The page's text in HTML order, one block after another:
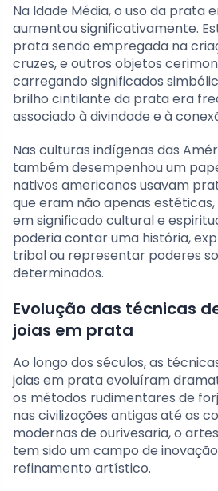
Na Idade Média, o uso da prata
aumentou significativamente.
prata sendo empregada na
cruzes, e outros objetos
carregando significados
brilho cintilante da prata era
associado à divindade e à
Nas culturas indígenas das
também desempenhou um
nativos americanos usavam
que eram não apenas
em significado cultural e
poderia contar uma história,
tribal ou representar poderes
determinados.
Evolução das técnicas
joias em prata
Ao longo dos séculos, as
joias em prata evoluíram
os métodos rudimentares de
nas civilizações antigas até as
modernas de ourivesaria, o
tem sido um campo de
refinamento artístico.